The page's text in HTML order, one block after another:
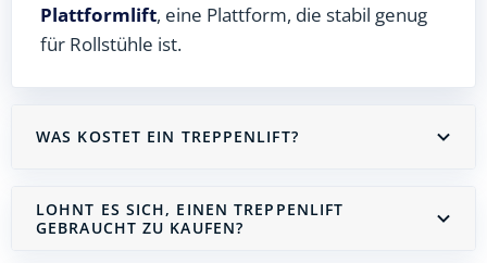
Plattformlift, eine Plattform, die stabil genug
für Rollstühle ist.
WAS KOSTET EIN TREPPENLIFT?
LOHNT ES SICH, EINEN TREPPENLIFT
GEBRAUCHT ZU KAUFEN?